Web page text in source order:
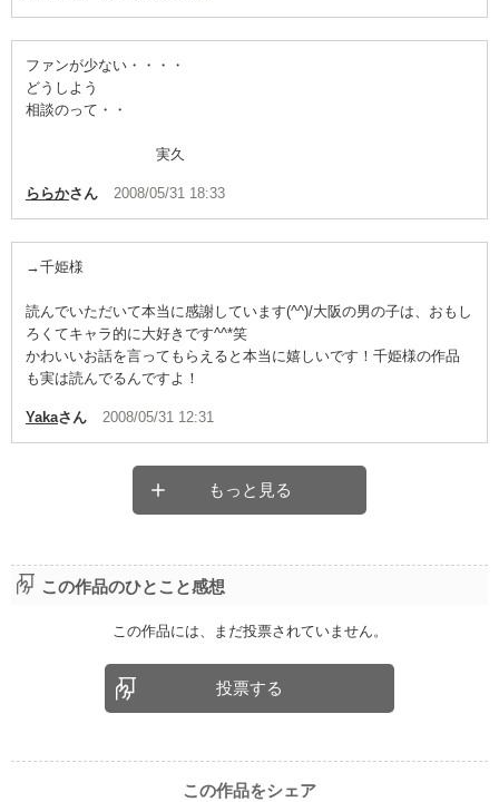
ファンが少ない・・・・
どうしよう
相談のって・・
実久
ららかさん 2008/05/31 18:33
→千姫様
読んでいただいて本当に感謝しています(^^)/大阪の男の子は、おもし
ろくてキャラ的に大好きです^^*笑
かわいいお話を言ってもらえると本当に嬉しいです！千姫様の作品
も実は読んでるんですよ！
Yakaさん 2008/05/31 12:31
もっと見る
この作品のひとこと感想
この作品には、まだ投票されていません。
投票する
この作品をシェア